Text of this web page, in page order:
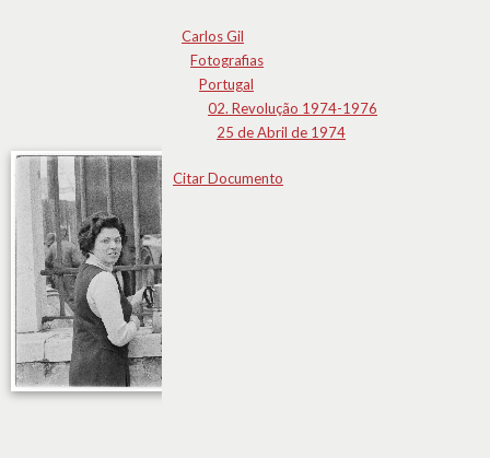
Carlos Gil
Fotografias
Portugal
02. Revolução 1974-1976
25 de Abril de 1974
Citar Documento